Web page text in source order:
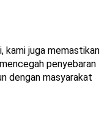
kami juga memastikan
penyebaran
dengan masyarakat